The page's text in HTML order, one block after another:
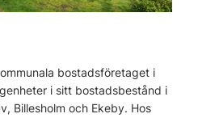
bostadsföretaget i
i sitt bostadsbestånd i
Billesholm och Ekeby. Hos